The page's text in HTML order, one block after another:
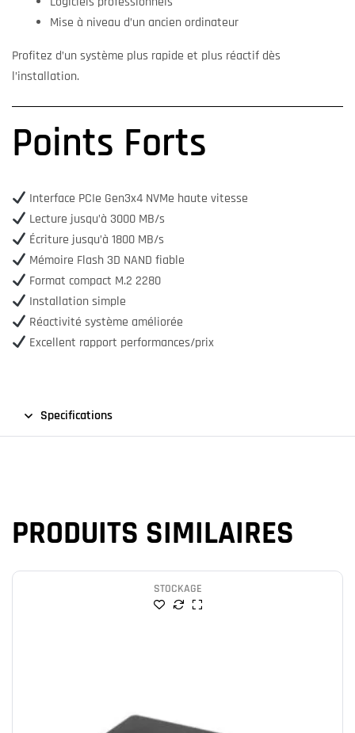
Mise à niveau d’un ancien ordinateur
Profitez d’un système plus rapide et plus réactif dès
l’installation.
Points Forts
Interface PCIe Gen3x4 NVMe haute vitesse
Lecture jusqu’à 3000 MB/s
Écriture jusqu’à 1800 MB/s
Mémoire Flash 3D NAND fiable
Format compact M.2 2280
Installation simple
Réactivité système améliorée
Excellent rapport performances/prix
Specifications
PRODUITS SIMILAIRES
STOCKAGE